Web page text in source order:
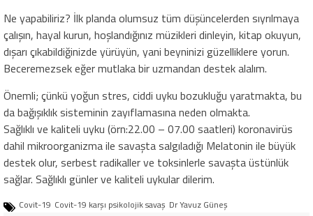
Ne yapabiliriz? İlk planda olumsuz tüm düşüncelerden sıyrılmaya
çalışın, hayal kurun, hoşlandığınız müzikleri dinleyin, kitap okuyun,
dışarı çıkabildiğinizde yürüyün, yani beyninizi güzelliklere yorun.
Beceremezsek eğer mutlaka bir uzmandan destek alalım.
Önemli; çünkü yoğun stres, ciddi uyku bozukluğu yaratmakta, bu
da bağışıklık sisteminin zayıflamasına neden olmakta.
Sağlıklı ve kaliteli uyku (örn:22.00 – 07.00 saatleri) koronavirüs
dahil mikroorganizma ile savaşta salgıladığı Melatonin ile büyük
destek olur, serbest radikaller ve toksinlerle savaşta üstünlük
sağlar. Sağlıklı günler ve kaliteli uykular dilerim.
Covit-19 Covit-19 karşı psikolojik savaş Dr Yavuz Güneş